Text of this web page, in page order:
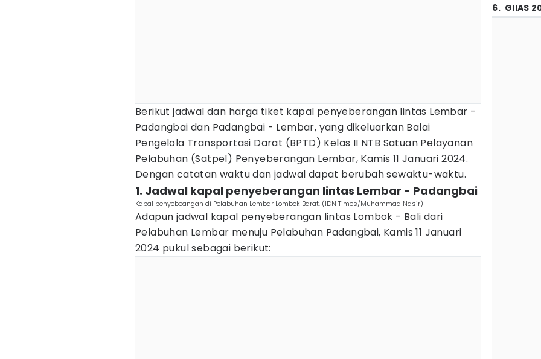
Berikut jadwal dan harga tiket kapal penyeberangan lintas Lembar -
Padangbai dan Padangbai - Lembar, yang dikeluarkan Balai
Pengelola Transportasi Darat (BPTD) Kelas II NTB Satuan Pelayanan
Pelabuhan (Satpel) Penyeberangan Lembar, Kamis 11 Januari 2024.
Dengan catatan waktu dan jadwal dapat berubah sewaktu-waktu.
1. Jadwal kapal penyeberangan lintas Lembar - Padangbai
Kapal penyebeangan di Pelabuhan Lembar Lombok Barat. (IDN Times/Muhammad Nasir)
Adapun jadwal kapal penyeberangan lintas Lombok - Bali dari
Pelabuhan Lembar menuju Pelabuhan Padangbai, Kamis 11 Januari
2024 pukul sebagai berikut:
6. GIIAS